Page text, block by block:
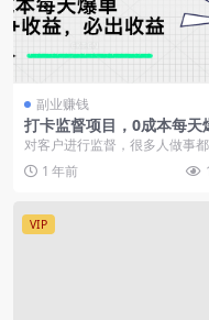
副业赚钱
打卡监督项目，0成本每天
单1000+，做就必出收益
对客户进行监督，很多人做事都
要别人催着，才能把事做完，定
定点催客户做事情，做...
1 年前
VIP